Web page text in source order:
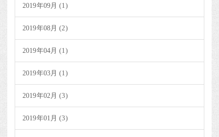
2019年09月 (1)
2019年08月 (2)
2019年04月 (1)
2019年03月 (1)
2019年02月 (3)
2019年01月 (3)